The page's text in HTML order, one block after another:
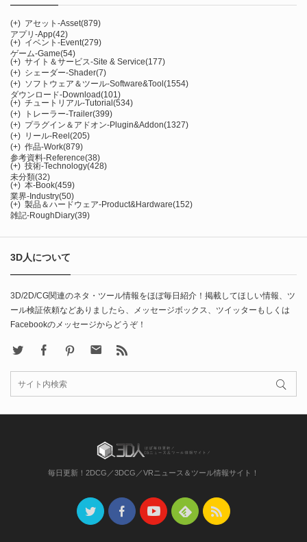
(+) アセット-Asset(879)
アプリ-App(42)
(+) イベント-Event(279)
ゲーム-Game(54)
(+) サイト＆サービス-Site & Service(177)
(+) シェーダー-Shader(7)
(+) ソフトウェア＆ツール-Software&Tool (1554)
ダウンロード-Download(101)
(+) チュートリアル-Tutorial (534)
(+)
トレーラー-Trailer(399)
(+) プラグイン＆アドオン-Plugin&Addon(1327)
(+) リール-Reel (205)
(+) 作品-Work(879)
参考資料-Reference(38)
(+) 技術-Technology(428)
未分類(32)
(+) 本-Book(459)
業界-Industry(50)
(+) 製品＆ハードウェア-Product&Hardware(152)
雑記-RoughDiary(39)
3D人について
3D/2D/CG関連のネタ・ツール情報をほぼ毎日紹介！掲載してほしい情報、ツ
ール検証依頼などありましたら、メッセージボックス、ツイッターもしくは
Facebookのメッセージからどうぞ！
FacebookPinterest Contact
毎日更新！2DCG／3DCG／VRニュース＆ツール情報サイト！